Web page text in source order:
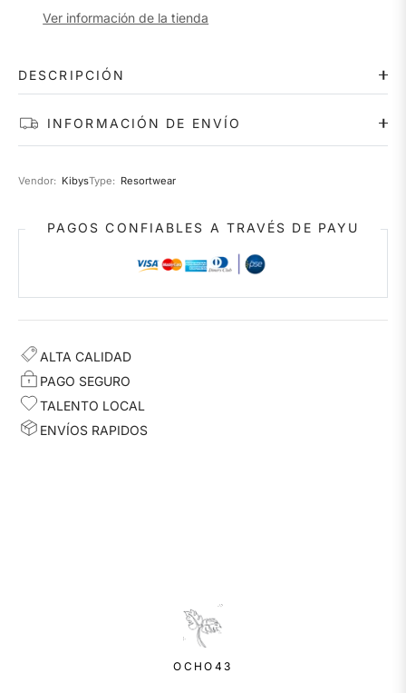
Ver información de la tienda
DESCRIPCIÓN
INFORMACIÓN DE ENVÍO
Vendor: KibysType: Resortwear
PAGOS CONFIABLES A TRAVÉS DE PAYU
ALTA CALIDAD
PAGO SEGURO
TALENTO LOCAL
ENVÍOS RAPIDOS
OCHO43